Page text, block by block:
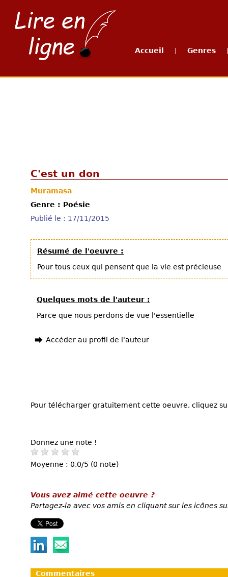
Accueil Genres
C'est un don
Muramasa
Genre : Poésie
Publié le : 17/11/2015
Résumé de l'oeuvre :
Pour tous ceux qui pensent que la vie est précieuse
Quelques mots de l'auteur :
Parce que nous perdons de vue l'essentielle
Accéder au profil de l'auteur
Pour télécharger gratuitement cette oeuvre, cliquez
Donnez une note !
Moyenne : 0.0/5 (0 note)
Vous avez aimé cette oeuvre ?
Partagez-la avec vos amis en cliquant sur les icônes
Commentaires